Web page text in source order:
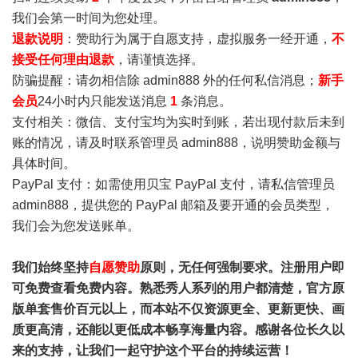
我们会第一时间为您处理。
退款说明 ：赞助行为属于自愿支持，虚拟服务一经开通， 不
接受任何理由退款 ，请谨慎选择。
防骗提醒：请勿相信除 admin888 外的任何私信消息； 新手
会员24小时内只能发送消息 1 条消息。
支付相关：微信、支付宝均为实时到账，若出现付款后未到
账的情况，请及时联系管理员 admin888，说明赞助金额与
具体时间。
PayPal 支付：如需使用贝宝 PayPal 支付，请私信管理员
admin888，提供您的 PayPal 邮箱及要开通的会员类型，
我们会为您发送账单。
我们始终坚持自愿赞助原则，无任何强制要求。注册用户即
可免费查看免费内容。熟悉秀人系列的用户都清楚，官方原
版单套售价百元以上，而本站不仅资源更全、更新更快、画
质更高清，还能以更低成本畅享海量内容。感谢各位长久以
来的支持，让我们一起守护这个平台的持续运营！